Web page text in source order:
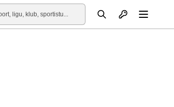
Otvori profil